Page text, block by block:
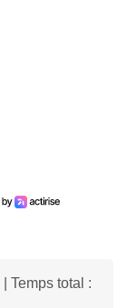
| Temps total :